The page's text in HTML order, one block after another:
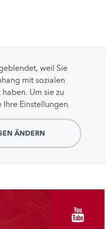
weil Sie
mit sozialen
Um sie zu
Einstellungen.
ÄNDERN